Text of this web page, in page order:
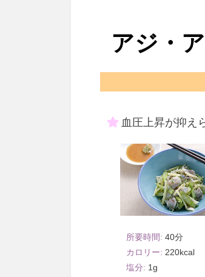
アジ・
血圧上昇が抑え
40
220
1